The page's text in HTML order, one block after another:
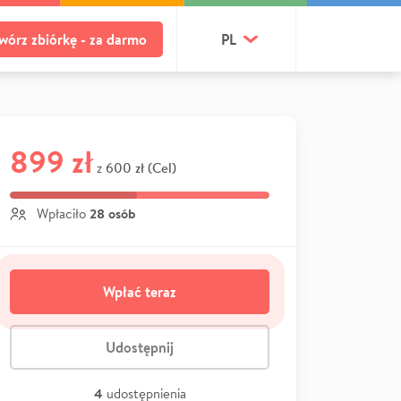
zbiórkę - za darmo PL
899 zł z 600 zł (Cel)
Wpłaciło 28 osób
Wpłać teraz
Udostępnij
4 udostępnienia